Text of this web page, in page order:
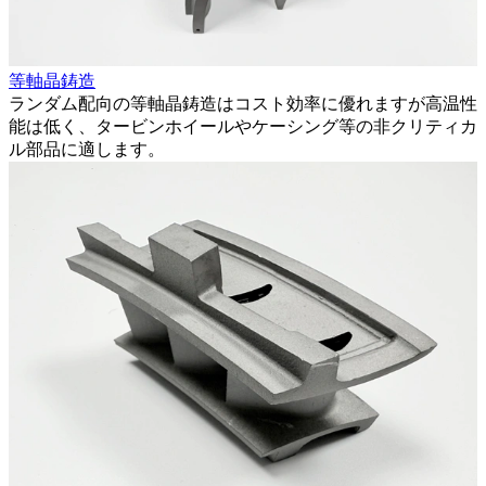
等軸晶鋳造
ランダム配向の等軸晶鋳造はコスト効率に優れますが高温性
能は低く、タービンホイールやケーシング等の非クリティカ
ル部品に適します。